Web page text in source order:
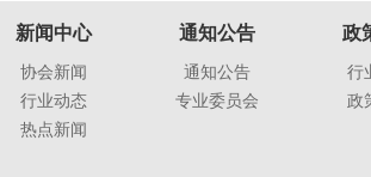
新闻中心
协会新闻
行业动态
热点新闻
通知公告
通知公告
专业委员会
政
行
政